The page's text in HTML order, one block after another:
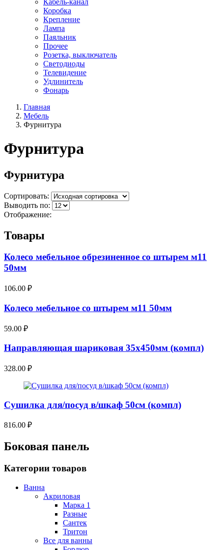
Коробка
Крепление
Лампа
Паяльник
Прочее
Розетка, выключатель
Светодиоды
Телевидение
Удлинитель
Фонарь
Главная
Мебель
Фурнитура
Фурнитура
Фурнитура
Сортировать:
Выводить по:
Отображение:
Товары
Колесо мебельное обрезиненное со штырем м11
50мм
106.00 ₽
Колесо мебельное со штырем м11 50мм
59.00 ₽
Направляющая шариковая 35х450мм (компл)
328.00 ₽
Сушилка для/посуд в/шкаф 50см (компл)
816.00 ₽
Боковая панель
Категории товаров
Ванна
Акриловая
Марка 1
Разные
Сантек
Тритон
Все для ванны